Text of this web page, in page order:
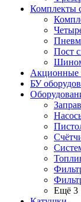
Комплекты
Пост
Акционные
БУ
Ещё 3